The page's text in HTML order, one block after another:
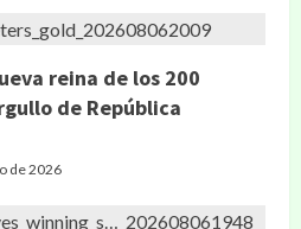
reina de los 200
de República
de 2026